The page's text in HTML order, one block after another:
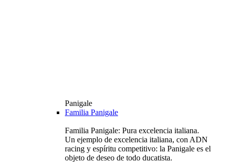
Panigale
Familia Panigale
Familia Panigale: Pura excelencia italiana.
Un ejemplo de excelencia italiana, con ADN
racing y espíritu competitivo: la Panigale es el
objeto de deseo de todo ducatista.